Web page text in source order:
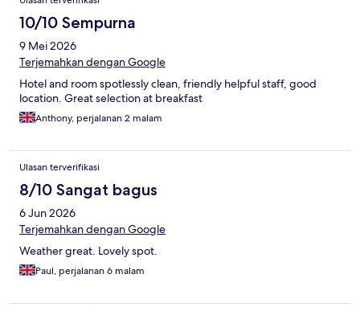
10/10 Sempurna
9 Mei 2026
Terjemahkan dengan Google
Hotel and room spotlessly clean, friendly helpful staff, good
location. Great selection at breakfast
Anthony, perjalanan 2 malam
Ulasan terverifikasi
8/10 Sangat bagus
6 Jun 2026
Terjemahkan dengan Google
Weather great. Lovely spot.
Paul, perjalanan 6 malam